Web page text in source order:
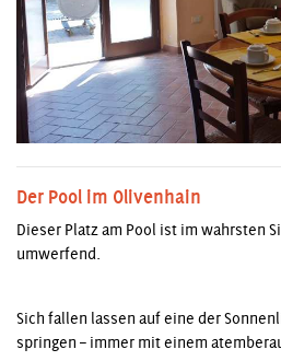
Der Pool im Olivenhain
Dieser Platz am Pool ist im wahrsten
umwerfend.
Sich fallen lassen auf eine der
springen – immer mit einem